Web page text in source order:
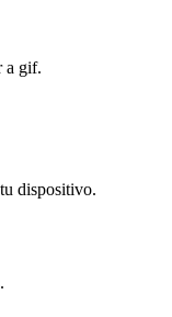
a gif.
dispositivo.